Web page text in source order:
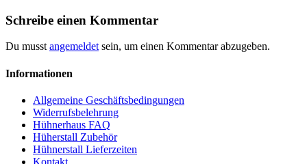
Schreibe einen Kommentar
Du musst angemeldet sein, um einen Kommentar abzugeben.
Informationen
Allgemeine Geschäftsbedingungen
Widerrufsbelehrung
Hühnerhaus FAQ
Hüherstall Zubehör
Hühnerstall Lieferzeiten
Kontakt